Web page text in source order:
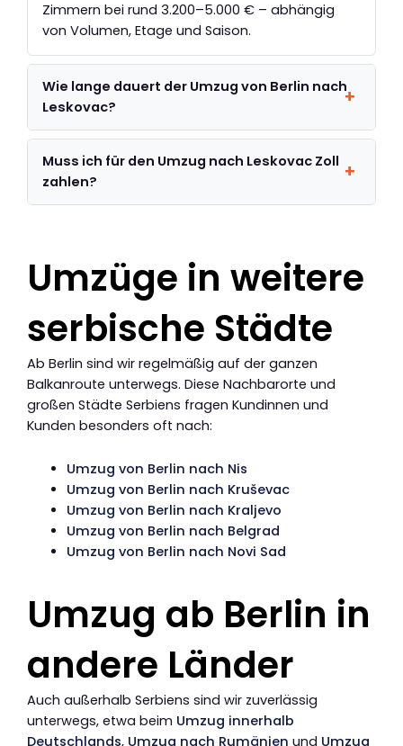
Zimmern bei rund 3.200–5.000 € – abhängig
von Volumen, Etage und Saison.
Wie lange dauert der Umzug von Berlin nach
Leskovac?
Muss ich für den Umzug nach Leskovac Zoll
zahlen?
Umzüge in weitere
serbische Städte
Ab Berlin sind wir regelmäßig auf der ganzen
Balkanroute unterwegs. Diese Nachbarorte und
großen Städte Serbiens fragen Kundinnen und
Kunden besonders oft nach:
Umzug von Berlin nach Nis
Umzug von Berlin nach Kruševac
Umzug von Berlin nach Kraljevo
Umzug von Berlin nach Belgrad
Umzug von Berlin nach Novi Sad
Umzug ab Berlin in
andere Länder
Auch außerhalb Serbiens sind wir zuverlässig
unterwegs, etwa beim Umzug innerhalb
Deutschlands, Umzug nach Rumänien und Umzug